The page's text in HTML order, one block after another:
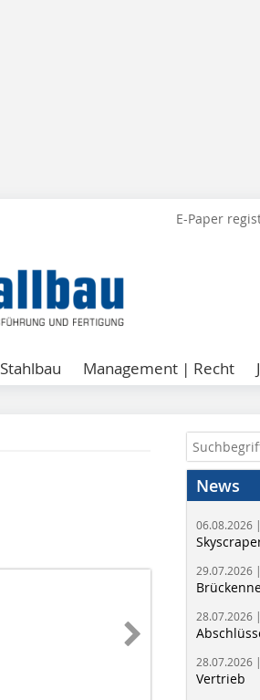
E-Paper
Stahlbau Management | Recht
News
06.08.2026 |
29.07.2026 |
28.07.2026 |
28.07.2026 |
Vertrieb